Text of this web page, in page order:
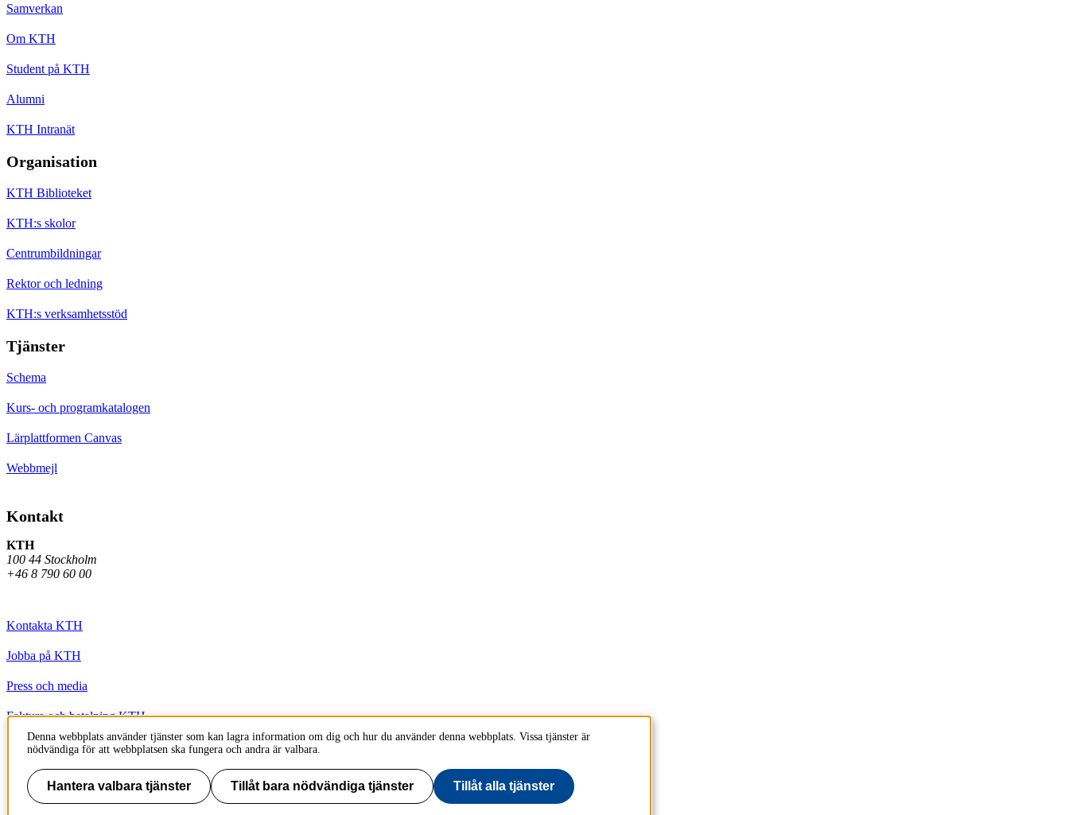
Samverkan
Om KTH
Student på KTH
Alumni
KTH Intranät
Organisation
KTH Biblioteket
KTH:s skolor
Centrumbildningar
Rektor och ledning
KTH:s verksamhetsstöd
Tjänster
Schema
Kurs- och programkatalogen
Lärplattformen Canvas
Webbmejl
Kontakt
KTH
100 44 Stockholm
+46 8 790 60 00
Kontakta KTH
Jobba på KTH
Press och media
Faktura och betalning KTH
Om KTH:s webbplatser
Tillgänglighetsredogörelse
Denna webbplats använder tjänster som kan lagra information om dig och hur du använder denna webbplats. Vissa tjänster är
nödvändiga för att webbplatsen ska fungera och andra är valbara.
Hantera valbara tjänster Tillåt bara nödvändiga tjänster Tillåt alla tjänster